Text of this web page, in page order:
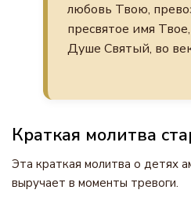
любовь Твою,
пресвятое имя
Душе Святый, во
Краткая молитва
Эта краткая молитва о детях
выручает в моменты тревоги.